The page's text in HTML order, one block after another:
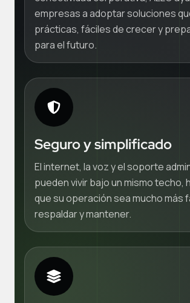
empresas a adoptar soluciones
prácticas, fáciles de crecer y
para el futuro.
Seguro y simplificado
El internet, la voz y el soporte
pueden vivir bajo un mismo techo,
que su operación sea mucho más
respaldar y mantener.